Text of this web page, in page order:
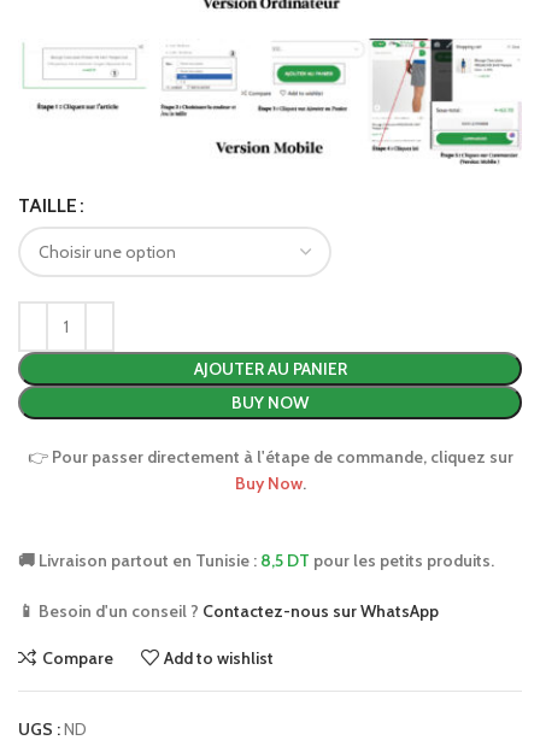
TAILLE
AJOUTER AU PANIER
BUY NOW
👉 Pour passer directement à l'étape de commande, cliquez sur
Buy Now.
🚚 Livraison partout en Tunisie : 8,5 DT pour les petits produits.
📱 Besoin d'un conseil ? Contactez-nous sur WhatsApp
Compare Add to wishlist
UGS :ND